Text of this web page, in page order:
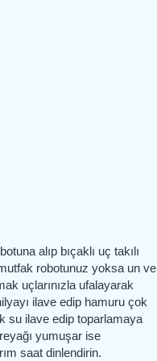
alıp bıçaklı uç takılı
mutfak robotunuz yoksa un ve
uçlarınızla ufalayarak
ilave edip hamuru çok
su ilave edip toparlamaya
yumuşar ise
saat dinlendirin.